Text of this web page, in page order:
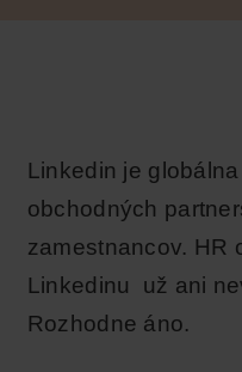
Linkedin je
obchodných
zamestnancov. HR
Linkedinu už ani
Rozhodne áno.